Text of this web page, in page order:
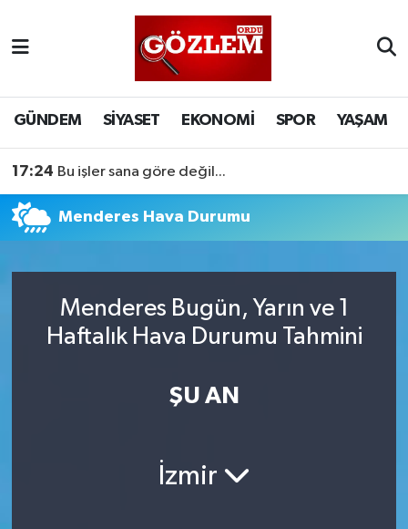
GÜNDEM SİYASET EKONOMİ SPOR YAŞAM
17:24 Bu işler sana göre değil...
Menderes Hava Durumu
Menderes Bugün, Yarın ve 1
Haftalık Hava Durumu Tahmini
ŞU AN
İzmir
SİYASET
EKONOMİ
SPOR
EĞİTİM
Ordu Nöbetçi Eczaneler
Ordu Hava Durumu
Ordu Namaz Vakitleri
Ordu Trafik Yoğunluk Haritası
Tüm Manşetler
Son Dakika Haberleri